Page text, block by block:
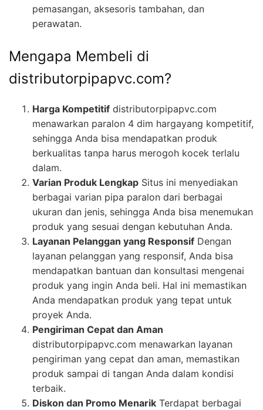
pemasangan, aksesoris tambahan, dan
perawatan.
Mengapa Membeli di
distributorpipapvc.com?
Harga Kompetitif distributorpipapvc.com
menawarkan paralon 4 dim hargayang kompetitif,
sehingga Anda bisa mendapatkan produk
berkualitas tanpa harus merogoh kocek terlalu
dalam.
Varian Produk Lengkap Situs ini menyediakan
berbagai varian pipa paralon dari berbagai
ukuran dan jenis, sehingga Anda bisa menemukan
produk yang sesuai dengan kebutuhan Anda.
Layanan Pelanggan yang Responsif Dengan
layanan pelanggan yang responsif, Anda bisa
mendapatkan bantuan dan konsultasi mengenai
produk yang ingin Anda beli. Hal ini memastikan
Anda mendapatkan produk yang tepat untuk
proyek Anda.
Pengiriman Cepat dan Aman
distributorpipapvc.com menawarkan layanan
pengiriman yang cepat dan aman, memastikan
produk sampai di tangan Anda dalam kondisi
terbaik.
Diskon dan Promo Menarik Terdapat berbagai